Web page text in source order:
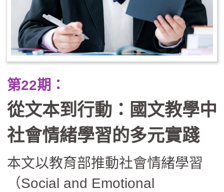
整合及適性化學習推動等要項，並
提出未來相關可行發展。
第22期：
從文本到行動：國文教學中
社會情緒學習的多元實踐
本文以教育部推動社會情緒學習
（Social and Emotional